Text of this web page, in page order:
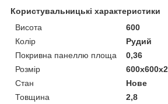
Користувальницькі характеристики
Висота
600
Колір
Рудий
Покривна панеллю площа
0,36
Розмір
Стан
Нове
Товщина
2,8